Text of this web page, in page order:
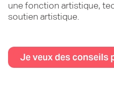
une fonction artistique,
soutien artistique.
Je veux des conseils